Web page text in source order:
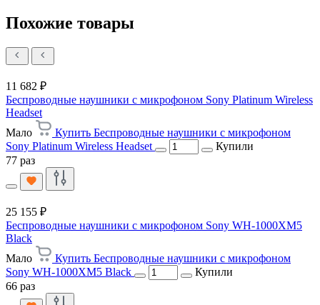
Похожие товары
11 682 ₽
Беспроводные наушники с микрофоном Sony Platinum Wireless
Headset
Мало
Купить Беспроводные наушники с микрофоном
Sony Platinum Wireless Headset
Купили
77 раз
25 155 ₽
Беспроводные наушники с микрофоном Sony WH-1000XM5
Black
Мало
Купить Беспроводные наушники с микрофоном
Sony WH-1000XM5 Black
Купили
66 раз